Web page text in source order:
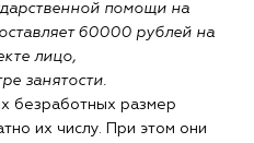
помощи на
60000 рублей на
лицо,
занятости.
безработных размер
их числу. При этом они